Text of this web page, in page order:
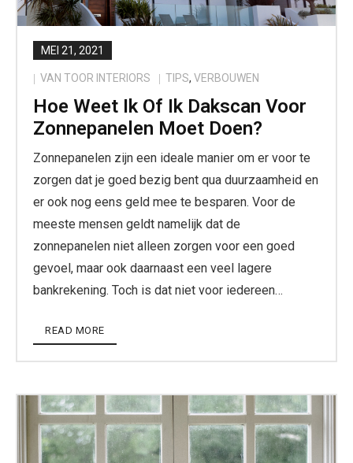
MEI 21, 2021
VAN TOOR INTERIORS TIPS, VERBOUWEN
Hoe Weet Ik Of Ik Dakscan Voor
Zonnepanelen Moet Doen?
Zonnepanelen zijn een ideale manier om er voor te
zorgen dat je goed bezig bent qua duurzaamheid en
er ook nog eens geld mee te besparen. Voor de
meeste mensen geldt namelijk dat de
zonnepanelen niet alleen zorgen voor een goed
gevoel, maar ook daarnaast een veel lagere
bankrekening. Toch is dat niet voor iedereen…
READ MORE